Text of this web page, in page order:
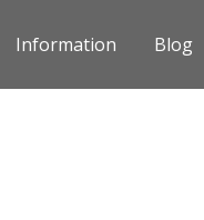
Information Blog